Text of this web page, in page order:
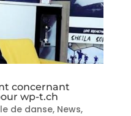
concernant
wp-t.ch
de danse, News,